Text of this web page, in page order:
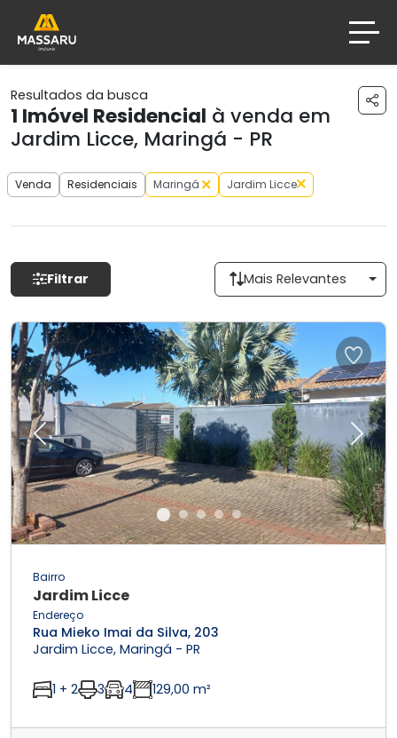
Resultados da busca
1 Imóvel Residencial à venda em
Jardim Licce, Maringá - PR
Venda Residenciais Maringá Jardim Licce
Filtrar Mais Relevantes
Previous Next
Bairro
Jardim Licce
Endereço
Rua Mieko Imai da Silva, 203
Jardim Licce, Maringá - PR
1 + 2 3 4 129,00 m²